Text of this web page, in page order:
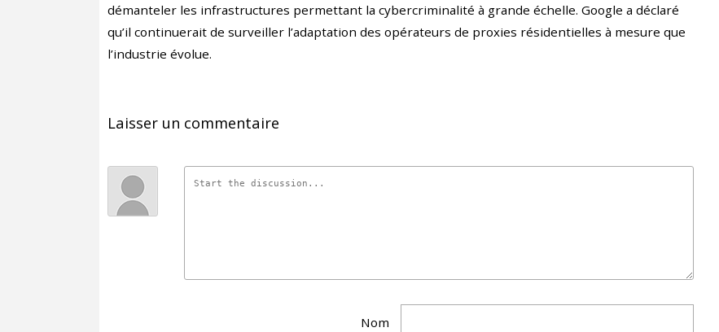
démanteler les infrastructures permettant la cybercriminalité à grande échelle. Google a déclaré
qu’il continuerait de surveiller l’adaptation des opérateurs de proxies résidentielles à mesure que
l’industrie évolue.
Laisser un commentaire
Nom